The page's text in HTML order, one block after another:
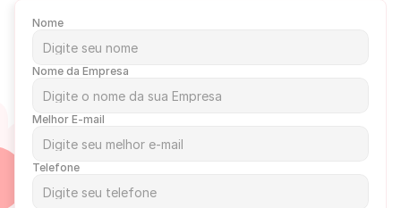
Nome
Nome da Empresa
Melhor E-mail
Telefone